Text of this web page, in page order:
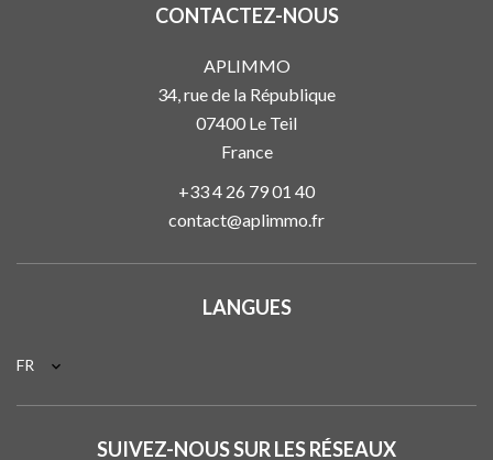
CONTACTEZ-NOUS
APLIMMO
34, rue de la République
07400 Le Teil
France
+33 4 26 79 01 40
contact@aplimmo.fr
LANGUES
FR
SUIVEZ-NOUS SUR LES RÉSEAUX